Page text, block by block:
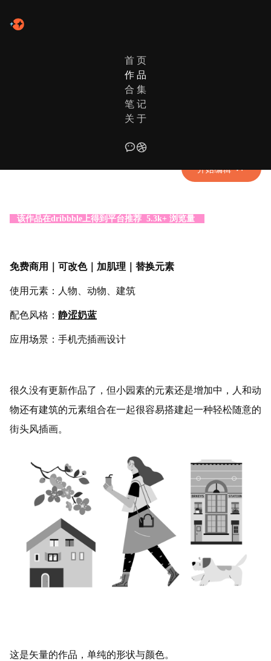
首 页
作 品
合 集
笔 记
关 于
光阴好①· lovely Moment
开始编辑
该作品在dribbble上得到平台推荐 5.3k+ 浏览量
免费商用｜可改色｜加肌理｜替换元素
使用元素：人物、动物、建筑
配色风格： 静涩奶蓝
应用场景：手机壳插画设计
很久没有更新作品了，但小园素的元素还是增加中，人和动
物还有建筑的元素组合在一起很容易搭建起一种轻松随意的
街头风插画。
这是矢量的作品，单纯的形状与颜色。